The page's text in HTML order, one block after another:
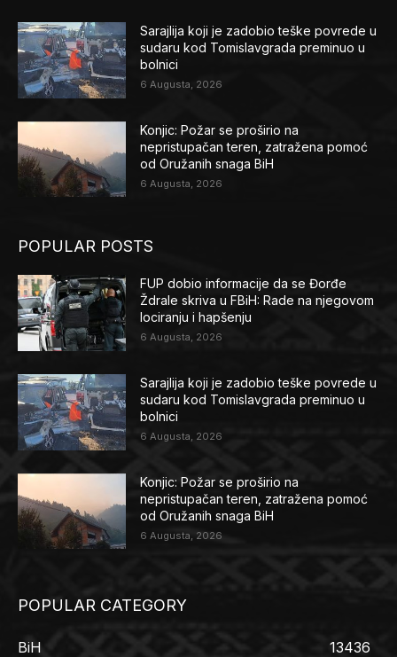
Sarajlija koji je zadobio teške povrede u
sudaru kod Tomislavgrada preminuo u
bolnici
6 Augusta, 2026
Konjic: Požar se proširio na
nepristupačan teren, zatražena pomoć
od Oružanih snaga BiH
6 Augusta, 2026
POPULAR POSTS
FUP dobio informacije da se Đorđe
Ždrale skriva u FBiH: Rade na njegovom
lociranju i hapšenju
6 Augusta, 2026
Sarajlija koji je zadobio teške povrede u
sudaru kod Tomislavgrada preminuo u
bolnici
6 Augusta, 2026
Konjic: Požar se proširio na
nepristupačan teren, zatražena pomoć
od Oružanih snaga BiH
6 Augusta, 2026
POPULAR CATEGORY
BiH
13436